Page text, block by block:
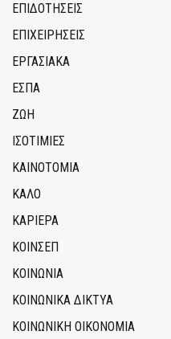
ΕΠΙΔΟΤΗΣΕΙΣ
ΕΠΙΧΕΙΡΗΣΕΙΣ
ΕΡΓΑΣΙΑΚΑ
ΕΣΠΑ
ΖΩΗ
ΙΣΟΤΙΜΙΕΣ
ΚΑΙΝΟΤΟΜΊΑ
ΚΑΛΟ
ΚΑΡΙΕΡΑ
ΚΟΙΝΣΕΠ
ΚΟΙΝΩΝΙΑ
ΚΟΙΝΩΝΙΚΆ ΔΊΚΤΥΑ
ΚΟΙΝΩΝΙΚΉ ΟΙΚΟΝΟΜΊΑ